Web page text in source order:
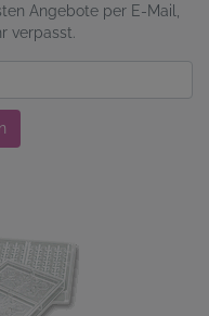
Angebote per E-Mail,
verpasst.